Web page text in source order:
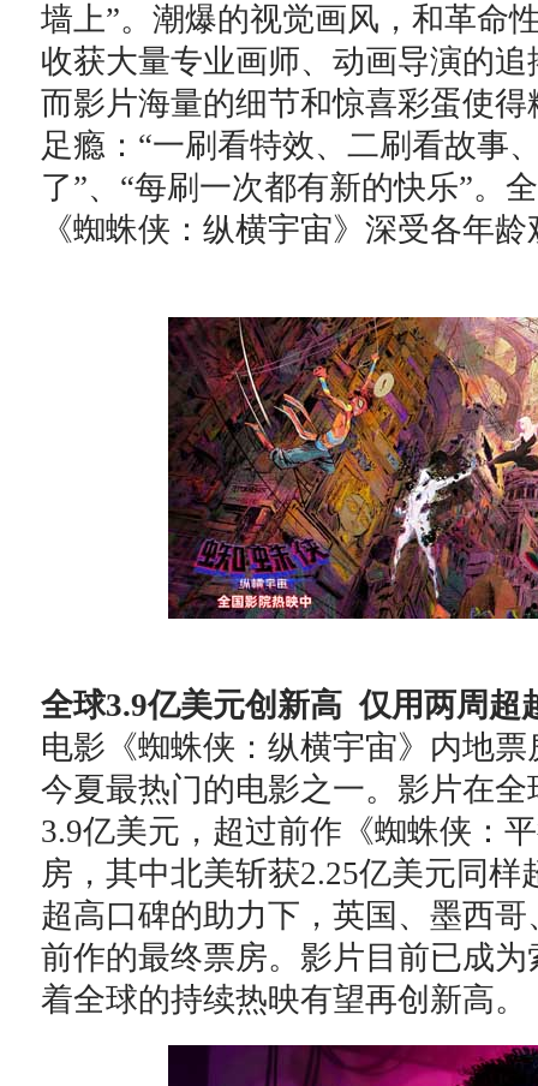
墙上”。潮爆的视觉画风，和革命
收获大量专业画师、动画导演的
而影片海量的细节和惊喜彩蛋使
足瘾：“一刷看特效、二刷看故事
了”、“每刷一次都有新的快乐”。
《蜘蛛侠：纵横宇宙》深受各年
全球3.9亿美元创新高 仅用两周超
电影《蜘蛛侠：纵横宇宙》内地
今夏最热门的电影之一。影片在
3.9亿美元，超过前作《蜘蛛侠：
房，其中北美斩获2.25亿美元同
超高口碑的助力下，英国、墨西
前作的最终票房。影片目前已成
着全球的持续热映有望再创新高。